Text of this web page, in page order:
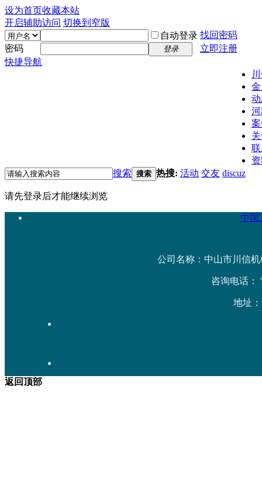
设为首页收藏本站
开启辅助访问 切换到窄版
自动登录 找回密码
密码
登录
立即注册
快捷导航
搜索 搜索 热搜: 活动 交友 discuz
请先登录后才能继续浏览
中国
公司名称：中山市川信机
咨询电话：
地址
返回顶部